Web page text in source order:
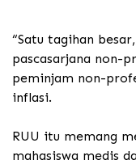
“Satu tagihan
pascasarjana non-
peminjam non-
inflasi.
RUU itu memang
mahasiswa medis